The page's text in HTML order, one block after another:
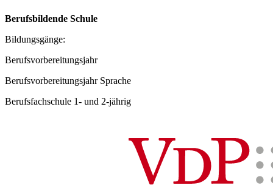
Berufsbildende Schule
Bildungsgänge:
Berufsvorbereitungsjahr
Berufsvorbereitungsjahr Sprache
Berufsfachschule 1- und 2-jährig